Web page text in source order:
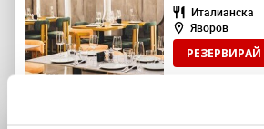
Италианска
Яворов
РЕЗЕРВИРАЙ